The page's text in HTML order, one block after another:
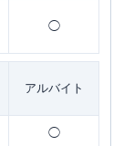
◯
アルバイト
◯